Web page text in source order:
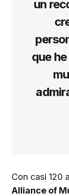
un
que
Con casi 120
Alliance of